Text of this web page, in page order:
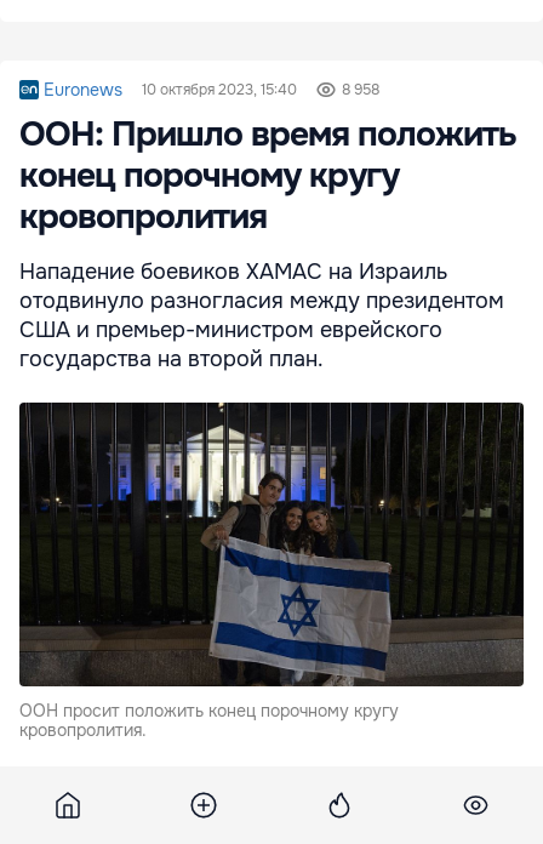
Euronews 10 октября 2023, 15:40 8 958
ООН: Пришло время положить
конец порочному кругу
кровопролития
Нападение боевиков ХАМАС на Израиль
отодвинуло разногласия между президентом
США и премьер-министром еврейского
государства на второй план.
ООН просит положить конец порочному кругу
кровопролития.
Джо Байден пообещал "полную поддержку" своему